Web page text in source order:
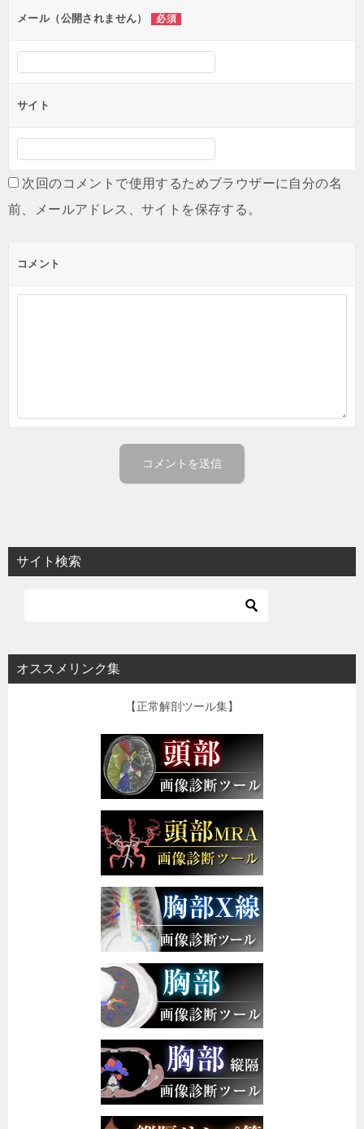
メール（公開されません） 必須
サイト
次回のコメントで使用するためブラウザーに自分の名
前、メールアドレス、サイトを保存する。
コメント
サイト検索
オススメリンク集
【正常解剖ツール集】